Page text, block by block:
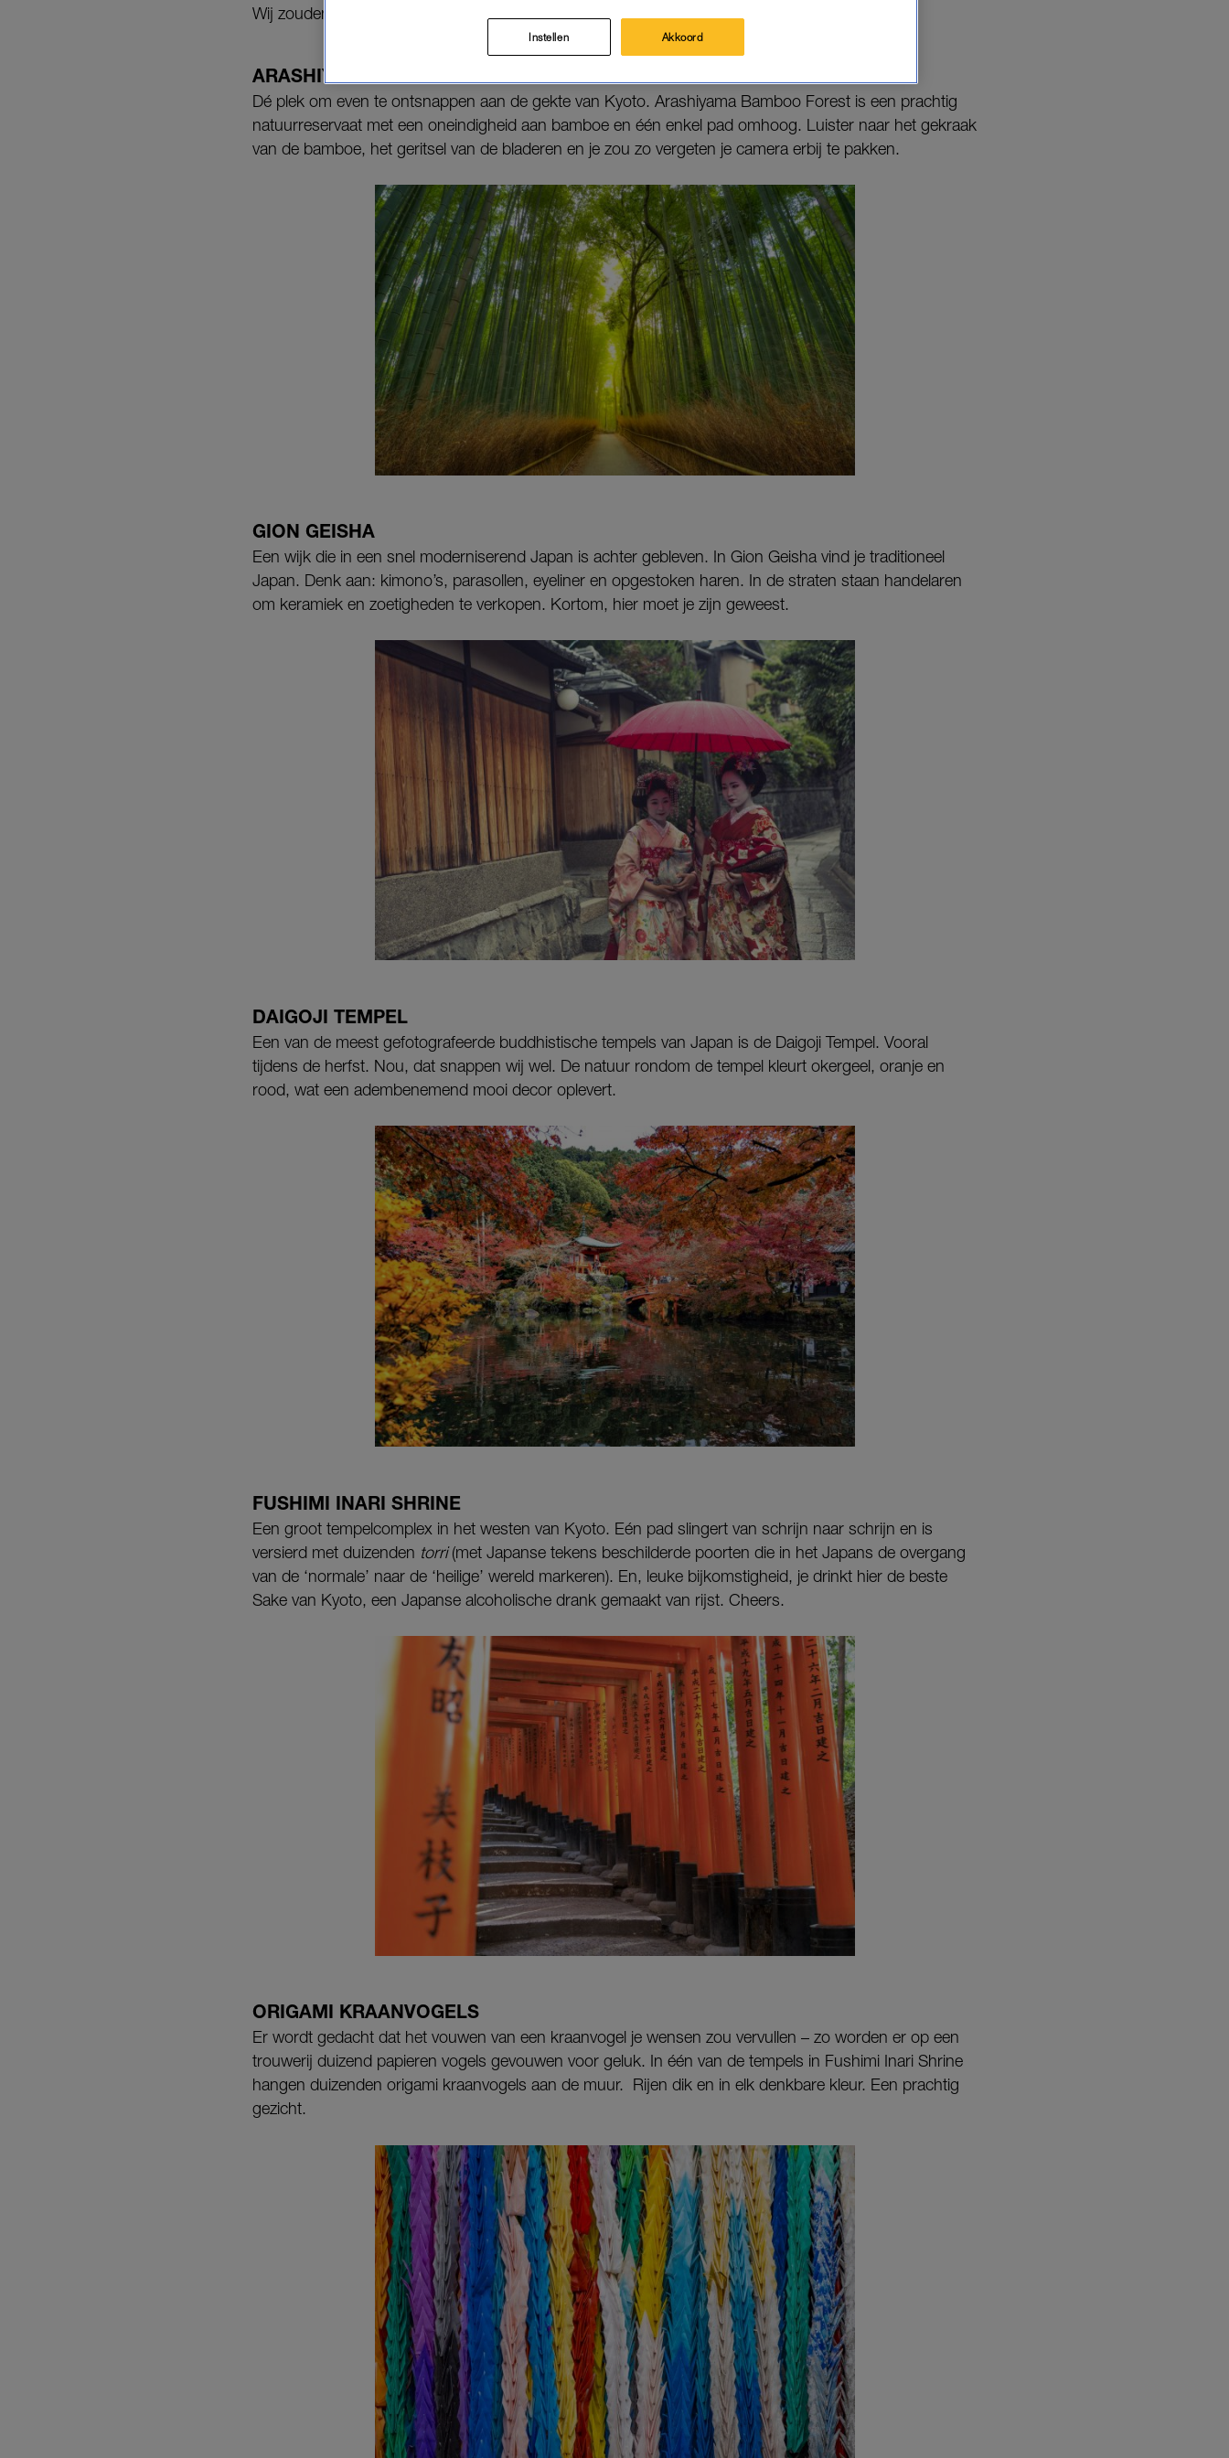
Wij zouden het wel weten, haal die rolkoffer maar van zolder.
ARASHIYAMA BAMBOO FOREST
Dé plek om even te ontsnappen aan de gekte van Kyoto. Arashiyama Bamboo Forest is een prachtig
natuurreservaat met een oneindigheid aan bamboe en één enkel pad omhoog. Luister naar het gekraak
van de bamboe, het geritsel van de bladeren en je zou zo vergeten je camera erbij te pakken.
GION GEISHA
Een wijk die in een snel moderniserend Japan is achter gebleven. In Gion Geisha vind je traditioneel
Japan. Denk aan: kimono’s, parasollen, eyeliner en opgestoken haren. In de straten staan handelaren
om keramiek en zoetigheden te verkopen. Kortom, hier moet je zijn geweest.
DAIGOJI TEMPEL
Een van de meest gefotografeerde buddhistische tempels van Japan is de Daigoji Tempel. Vooral
tijdens de herfst. Nou, dat snappen wij wel. De natuur rondom de tempel kleurt okergeel, oranje en
rood, wat een adembenemend mooi decor oplevert.
FUSHIMI INARI SHRINE
Een groot tempelcomplex in het westen van Kyoto. Eén pad slingert van schrijn naar schrijn en is
versierd met duizenden torri(met Japanse tekens beschilderde poorten die in het Japans de overgang
van de ‘normale’ naar de ‘heilige’ wereld markeren). En, leuke bijkomstigheid, je drinkt hier de beste
Sake van Kyoto, een Japanse alcoholische drank gemaakt van rijst. Cheers.
ORIGAMI KRAANVOGELS
Er wordt gedacht dat het vouwen van een kraanvogel je wensen zou vervullen – zo worden er op een
trouwerij duizend papieren vogels gevouwen voor geluk. In één van de tempels in Fushimi Inari Shrine
hangen duizenden origami kraanvogels aan de muur. Rijen dik en in elk denkbare kleur. Een prachtig
gezicht.
Instellen Akkoord